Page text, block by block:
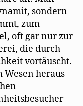
sondern
zum
oft gar nur zur
die durch
vortäuscht.
Wesen heraus